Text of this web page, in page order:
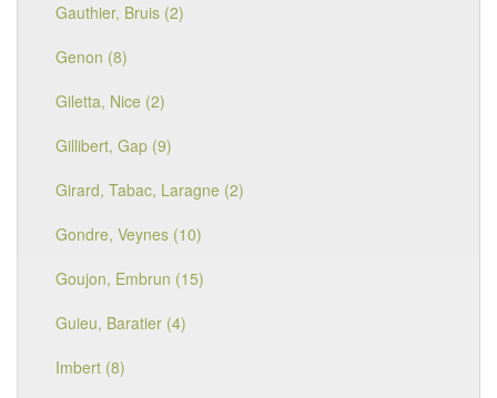
Gauthier, Bruis (2)
Genon (8)
Giletta, Nice (2)
Gillibert, Gap (9)
Girard, Tabac, Laragne (2)
Gondre, Veynes (10)
Goujon, Embrun (15)
Guieu, Baratier (4)
Imbert (8)